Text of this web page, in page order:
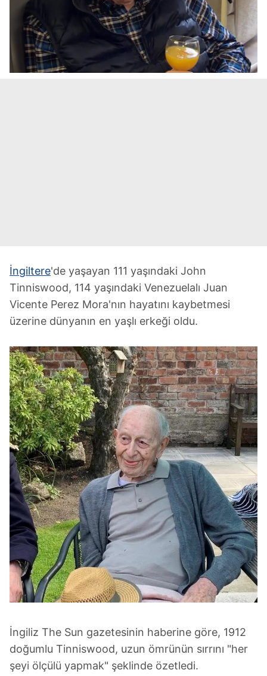
İngiltere'de yaşayan 111 yaşındaki John
Tinniswood, 114 yaşındaki Venezuelalı Juan
Vicente Perez Mora'nın hayatını kaybetmesi
üzerine dünyanın en yaşlı erkeği oldu.
İngiliz The Sun gazetesinin haberine göre, 1912
doğumlu Tinniswood, uzun ömrünün sırrını "her
şeyi ölçülü yapmak" şeklinde özetledi.